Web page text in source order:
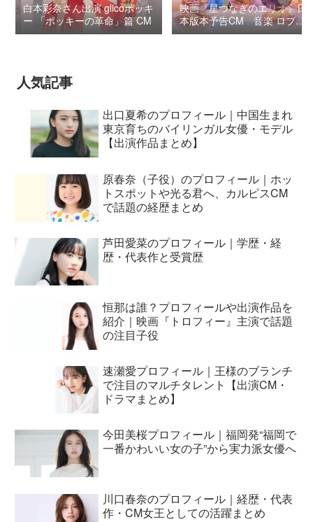
白本彩奈さん出演 glicoポッキ
ー 「ポッキーの革命」篇 CM
映画『星つなぎのエリオ』日
本版本予告CM 音楽 ロブ・
シモンセン /
人気記事
出口夏希のプロフィール｜中国生まれ
東京育ちのバイリンガル女優・モデル
【出演作品まとめ】
原春奈（子役）のプロフィール｜ホッ
トスポットや光る君へ、カルピスCM
で話題の経歴まとめ
芦田愛菜のプロフィール｜学歴・経
歴・代表作と受賞歴
恒那は誰？プロフィールや出演作品を
紹介｜映画『トロフィー』主演で話題
の注目子役
速瀬愛プロフィール｜王様のブランチ
で注目のマルチタレント【出演CM・
ドラマまとめ】
今田美桜プロフィール｜福岡発“福岡で
一番かわいい女の子”から実力派女優へ
川口春奈のプロフィール｜経歴・代表
作・CM女王としての活躍まとめ